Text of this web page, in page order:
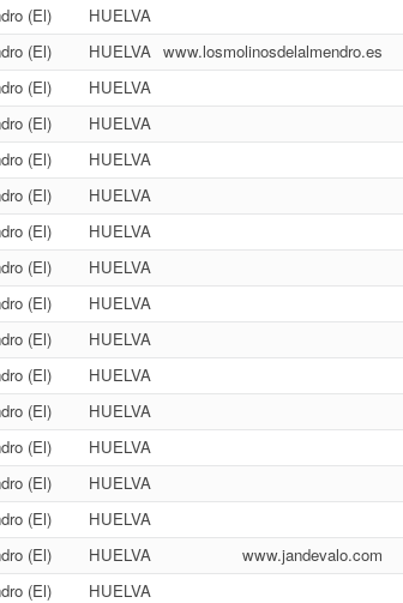
(El)
HUELVA
(El) HUELVA www.losmolinosdelalmendro.es
(El)
HUELVA
(El)
HUELVA
(El)
HUELVA
(El)
HUELVA
(El)
HUELVA
(El)
HUELVA
(El)
HUELVA
(El)
HUELVA
(El)
HUELVA
(El)
HUELVA
(El)
HUELVA
(El)
HUELVA
(El)
HUELVA
(El) HUELVA
www.jandevalo.com
(El)
HUELVA